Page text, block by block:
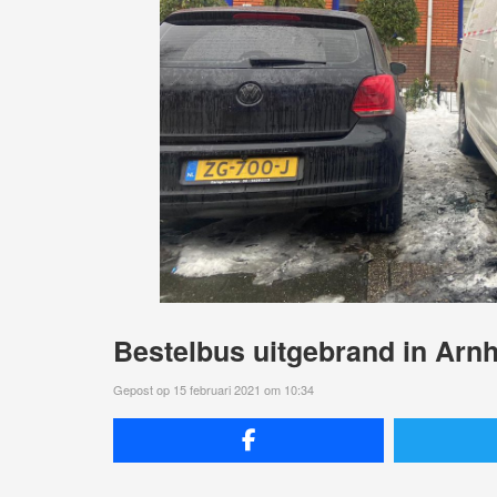
Bestelbus uitgebrand in
Gepost op 15 februari 2021 om 10:34